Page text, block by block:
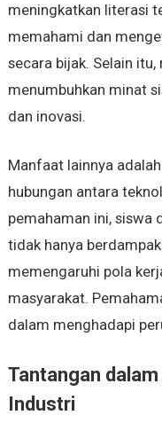
meningkatkan literasi
memahami dan
secara bijak. Selain
menumbuhkan minat
dan inovasi.
Manfaat lainnya
hubungan antara
pemahaman ini, siswa
tidak hanya
memengaruhi pola
masyarakat.
dalam menghadapi
Tantangan
Industri